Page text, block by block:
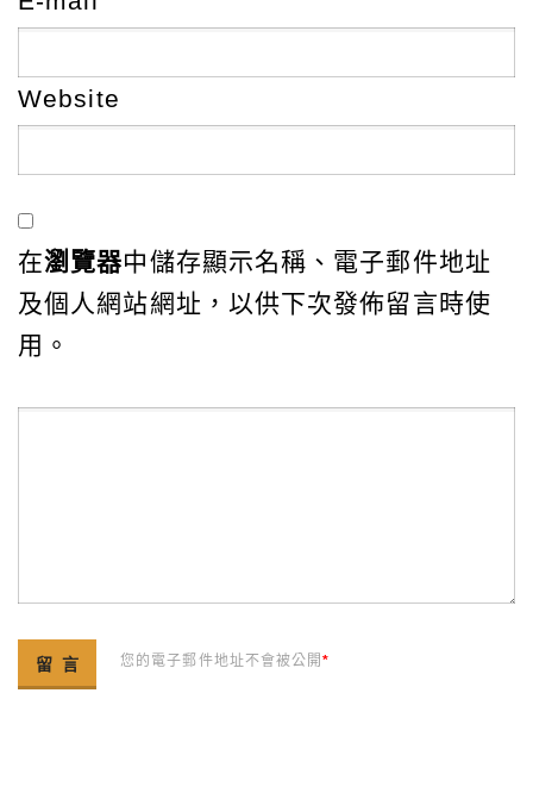
Website
在瀏覽器中儲存顯示名稱、電子郵件地址
及個人網站網址，以供下次發佈留言時使
用。
您的電子郵件地址不會被公開*